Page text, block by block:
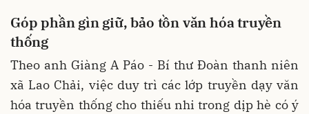
Góp phần gìn giữ, bảo tồn văn hóa truyền
thống
Theo anh Giàng A Páo - Bí thư Đoàn thanh niên
xã Lao Chải, việc duy trì các lớp truyền dạy văn
hóa truyền thống cho thiếu nhi trong dịp hè có ý